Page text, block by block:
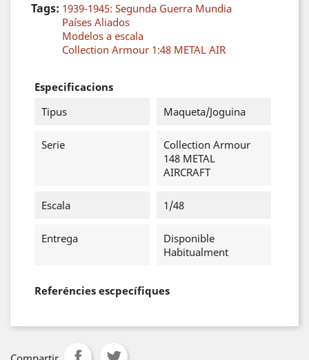
Tags: 1939-1945: Segunda Guerra Mundia
Países Aliados
Modelos a escala
Collection Armour 1:48 METAL AIR
Especificacions
Tipus
Maqueta/Joguina
Serie
Collection Armour
148 METAL
AIRCRAFT
Escala 1/48
Entrega
Disponible
Habitualment
Referéncies escpecífiques